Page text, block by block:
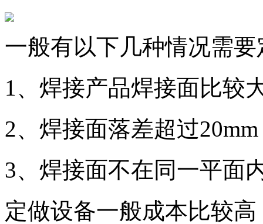
一般有以下几种情况需
1、焊接产品焊接面比较
2、焊接面落差超过20mm
3、焊接面不在同一平面
定做设备一般成本比较